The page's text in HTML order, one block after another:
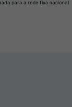
para a rede fixa nacional